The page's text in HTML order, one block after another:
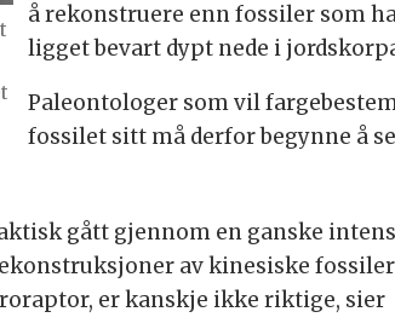
å rekonstruere enn fossiler som
ligget bevart dypt nede i
Paleontologer som vil
fossilet sitt må derfor begynne å se
gått gjennom en ganske intens
av kinesiske
er kanskje ikke riktige, sier